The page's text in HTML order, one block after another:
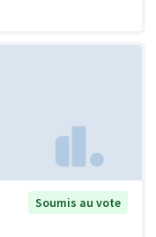
Soumis au vote